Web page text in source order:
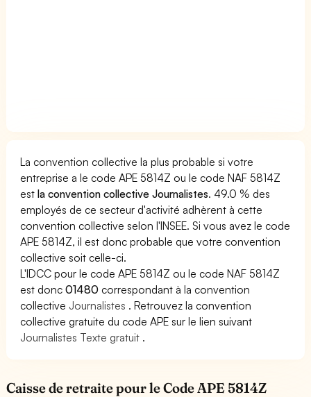
La convention collective la plus probable si votre
entreprise a le code APE 5814Z ou le code NAF 5814Z
estla convention collective Journalistes. 49.0 % des
employés de ce secteur d'activité adhèrent à cette
convention collective selon l'INSEE. Si vous avez le code
APE 5814Z, il est donc probable que votre convention
collective soit celle-ci.
L'IDCC pour le code APE 5814Z ou le code NAF 5814Z
est donc01480 correspondant à la convention
collective Journalistes . Retrouvez la convention
collective gratuite du code APE sur le lien suivant
Journalistes Texte gratuit .
Caisse de retraite pour le Code APE 5814Z